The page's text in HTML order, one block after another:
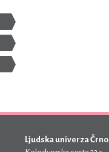
Ljudska univerza